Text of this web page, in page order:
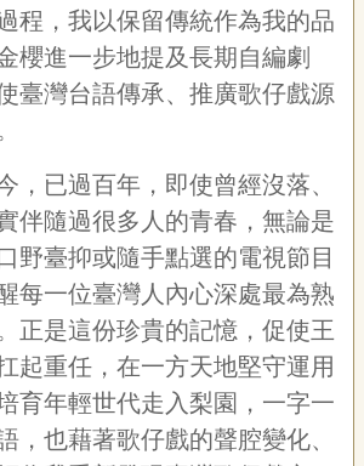
程，我以保留傳統作為我的品
櫻進一步地提及長期自編劇
臺灣台語傳承、推廣歌仔戲源
，已過百年，即使曾經沒落、
伴隨過很多人的青春，無論是
野臺抑或隨手點選的電視節目
每一位臺灣人內心深處最為熟
正是這份珍貴的記憶，促使王
起重任，在一方天地堅守運用
育年輕世代走入梨園，一字一
，也藉著歌仔戲的聲腔變化、